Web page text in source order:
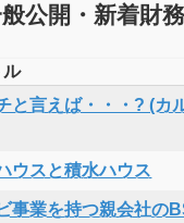
公開・新着財
ル
と言えば・・・? (カ
ウスと積水ハウス
事業を持つ親会社の